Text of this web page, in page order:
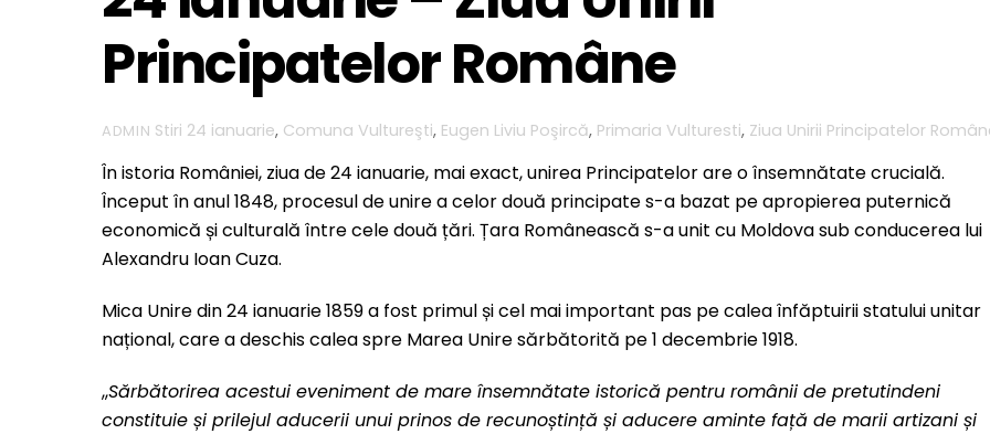
Principatelor Române
ADMIN Stiri 24 ianuarie, Comuna Vultureşti, Eugen Liviu Poşircă, Primaria Vulturesti, Ziua Unirii Principatelor
În istoria României, ziua de 24 ianuarie, mai exact, unirea Principatelor are o însemnătate crucială.
Început în anul 1848, procesul de unire a celor două principate s-a bazat pe apropierea puternică
economică și culturală între cele două țări. Țara Românească s-a unit cu Moldova sub conducerea lui
Alexandru Ioan Cuza.
Mica Unire din 24 ianuarie 1859 a fost primul și cel mai important pas pe calea înfăptuirii statului unitar
național, care a deschis calea spre Marea Unire sărbătorită pe 1 decembrie 1918.
,,Sărbătorirea acestui eveniment de mare însemnătate istorică pentru românii de pretutindeni
constituie și prilejul aducerii unui prinos de recunoștință și aducere aminte față de marii artizani și